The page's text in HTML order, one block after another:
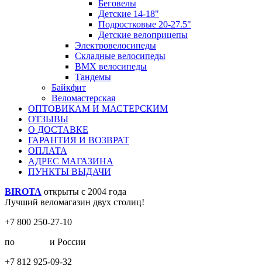
Беговелы
Детские 14-18"
Подростковые 20-27.5"
Детские велоприцепы
Электровелосипеды
Складные велосипеды
BMX велосипеды
Тандемы
Байкфит
Веломастерская
ОПТОВИКАМ И МАСТЕРСКИМ
ОТЗЫВЫ
О ДОСТАВКЕ
ГАРАНТИЯ И ВОЗВРАТ
ОПЛАТА
АДРЕС МАГАЗИНА
ПУНКТЫ ВЫДАЧИ
BIROTA открыты с 2004 года
Лучший веломагазин двух столиц!
+7 800 250-27-10
по
и России
+7 812 925-09-32